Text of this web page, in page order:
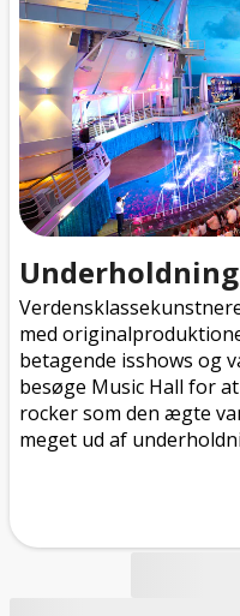
Underholdning
med
betagende isshows og
besøge Music Hall for
rocker som den ægte
meget ud af